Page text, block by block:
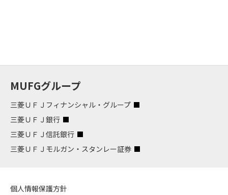
MUFGグループ
三菱ＵＦＪフィナンシャル・グループ
三菱ＵＦＪ銀行
三菱ＵＦＪ信託銀行
三菱ＵＦＪモルガン・スタンレー証券
個人情報保護方針